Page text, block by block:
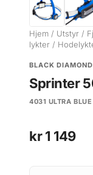
Hjem / Utstyr /
lykter /
BLACK DIAMOND
Sprinter
4031 ULTRA BLUE
kr1 149